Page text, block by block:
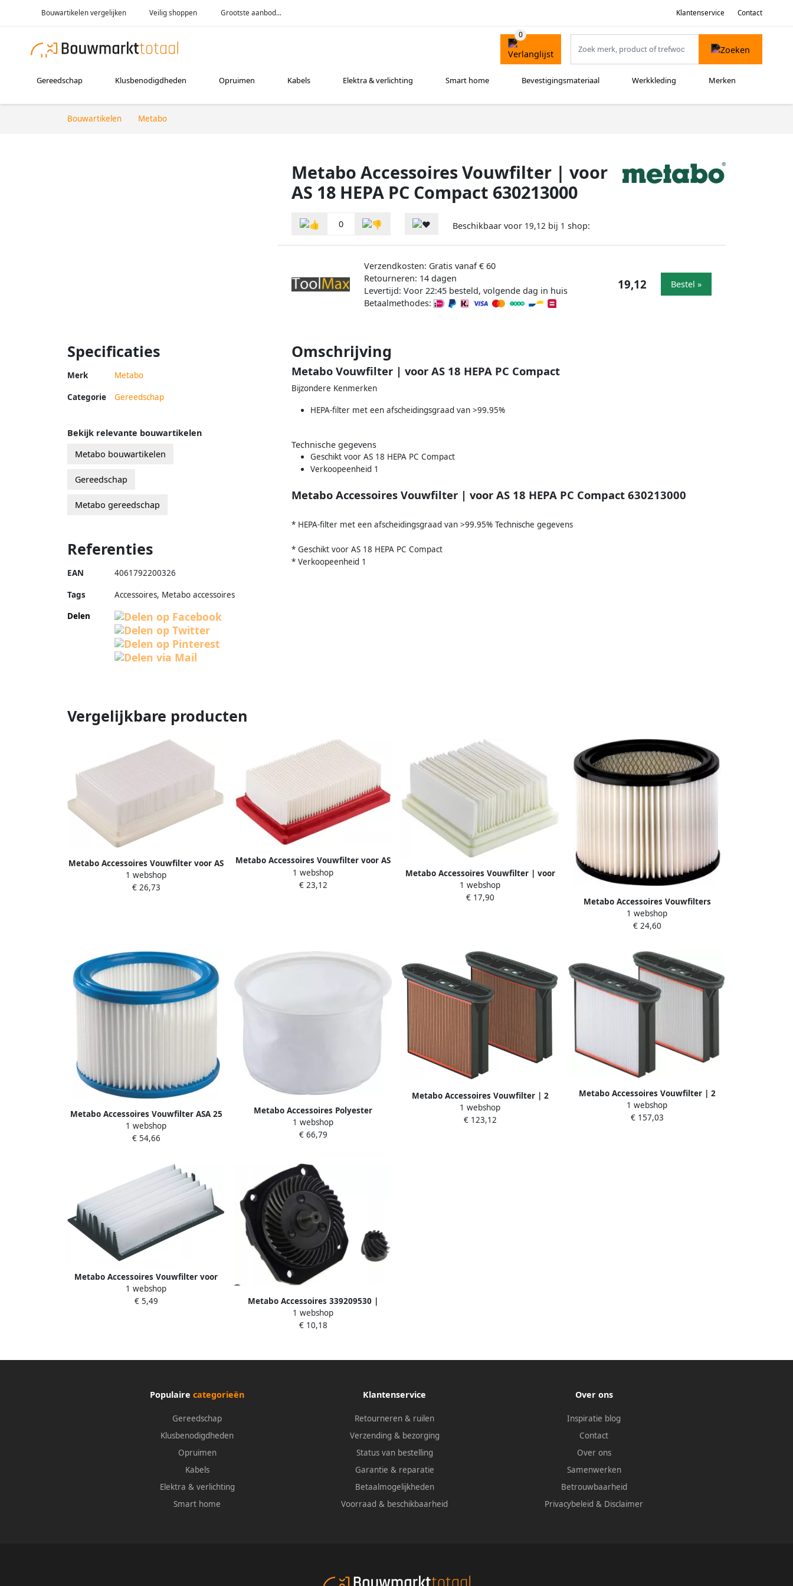
Bouwartikelen vergelijken Veilig shoppen Grootste aanbod... Klantenservice Contact
Gereedschap Klusbenodigdheden Opruimen Kabels Elektra & verlichting Smart home Bevestigingsmateriaal Werkkleding Merken
Bouwartikelen Metabo
Metabo Accessoires Vouwfilter | voor
AS 18 HEPA PC Compact 630213000
0 Beschikbaar voor 19,12 bij 1 shop:
Verzendkosten: Gratis vanaf € 60
Retourneren: 14 dagen
Levertijd: Voor 22:45 besteld, volgende dag in huis
Betaalmethodes:
19,12 Bestel »
Specificaties
Merk Metabo
Categorie Gereedschap
Omschrijving
Metabo Vouwfilter | voor AS 18 HEPA PC Compact
Bijzondere Kenmerken
HEPA-filter met een afscheidingsgraad van >99.95%
Technische gegevens
Geschikt voor AS 18 HEPA PC Compact
Verkoopeenheid 1
Metabo Accessoires Vouwfilter | voor AS 18 HEPA PC Compact 630213000
* HEPA-filter met een afscheidingsgraad van >99.95% Technische gegevens
* Geschikt voor AS 18 HEPA PC Compact
* Verkoopeenheid 1
Bekijk relevante bouwartikelen
Metabo bouwartikelen
Gereedschap
Metabo gereedschap
Referenties
EAN 4061792200326
Tags
Accessoires, Metabo accessoires
Delen
Vergelijkbare producten
Metabo Accessoires Vouwfilter voor AS
18 L PC | Hepa 630175000
1 webshop
€ 26,73
Metabo Accessoires Vouwfilter voor AS
18 L PC | Stofklasse L 630172000
1 webshop
€ 23,12
Metabo Accessoires Vouwfilter | voor
AS 18 L PC Compact | Stofklasse L
630212000
1 webshop
€ 17,90
Metabo Accessoires Vouwfilters
stofklasse M 5.000 cm2 635429000
1 webshop
€ 24,60
Metabo Accessoires Vouwfilter ASA 25
30 LPC Inox 630299000
1 webshop
€ 54,66
Metabo Accessoires Polyester
voorfilter 631967000
1 webshop
€ 66,79
Metabo Accessoires Vouwfilter | 2
stuks | 631933000
1 webshop
€ 123,12
Metabo Accessoires Vouwfilter | 2
stuks | 631934000
1 webshop
€ 157,03
Metabo Accessoires Vouwfilter voor
25601 polyester FMS 200 FSR 200 FSX
200 Intec 625602000
1 webshop
€ 5,49
Metabo Accessoires 339209530 |
Onderdeel Beschermkap compleet D-
125 339209530
1 webshop
€ 10,18
Populaire categorieën
Gereedschap
Klusbenodigdheden
Opruimen
Kabels
Elektra & verlichting
Smart home
Klantenservice
Retourneren & ruilen
Verzending & bezorging
Status van bestelling
Garantie & reparatie
Betaalmogelijkheden
Voorraad & beschikbaarheid
Over ons
Inspiratie blog
Contact
Over ons
Samenwerken
Betrouwbaarheid
Privacybeleid & Disclaimer